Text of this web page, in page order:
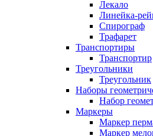
Лекало
Линейка-
Спирограф
Трафарет
Транспортиры
Транспортир
Треугольники
Треугольник
Наборы
Набор
Маркеры
Маркер
Маркер